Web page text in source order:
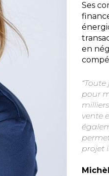
Ses
en
pour
vente
projet